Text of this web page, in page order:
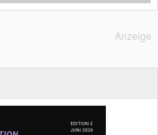
Anzeige